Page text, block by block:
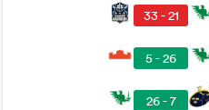
33 - 21
5 - 26
26 - 7